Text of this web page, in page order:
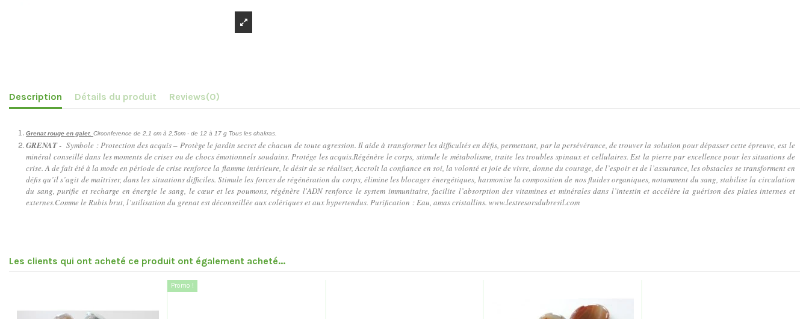
Description Détails du produit Reviews(0)
Grenat rouge en galet. Circonference de 2,1 cm à 2,5cm - de 12 à 17 g Tous les chakras.
GRENAT- Symbole : Protection des acquis – Protège le jardin secret de chacun de toute agression. Il aide à transformer les difficultés en défis, permettant, par la persévérance, de trouver la solution pour dépasser cette épreuve, est le
minéral conseillé dans les moments de crises ou de chocs émotionnels soudains. Protége les acquis.Régénère le corps, stimule le métabolisme, traite les troubles spinaux et cellulaires. Est la pierre par excellence pour les situations de
crise. A de fait été à la mode en période de crise renforce la flamme intérieure, le désir de se réaliser, Accroît la confiance en soi, la volonté et joie de vivre, donne du courage, de l’espoir et de l’assurance, les obstacles se transforment en
défis qu’il s’agit de maîtriser, dans les situations difficiles. Stimule les forces de régénération du corps, élimine les blocages énergétiques, harmonise la composition de nos fluides organiques, notamment du sang, stabilise la circulation
du sang, purifie et recharge en énergie le sang, le cœur et les poumons, régénère l'ADN renforce le system immunitaire, facilite l’absorption des vitamines et minérales dans l’intestin et accélère la guérison des plaies internes et
externes.Comme le Rubis brut, l’utilisation du grenat est déconseillée aux colériques et aux hypertendus. Purification : Eau, amas cristallins. www.lestresorsdubresil.com
Les clients qui ont acheté ce produit ont également acheté...
Promo !